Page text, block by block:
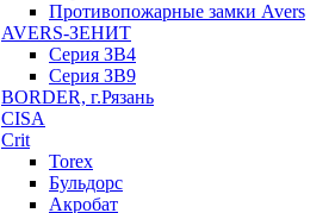
Противопожарные замки Avers
AVERS-ЗЕНИТ
Серия ЗВ4
Серия ЗВ9
BORDER, г.Рязань
CISA
Crit
Torex
Бульдорс
Акробат